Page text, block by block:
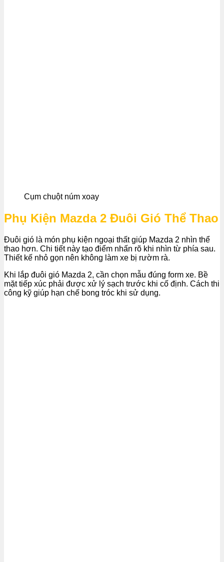
Cụm chuột núm xoay
Phụ Kiện Mazda 2 Đuôi Gió Thể Thao
Đuôi gió là món phụ kiện ngoại thất giúp Mazda 2 nhìn thể
thao hơn. Chi tiết này tạo điểm nhấn rõ khi nhìn từ phía sau.
Thiết kế nhỏ gọn nên không làm xe bị rườm rà.
Khi lắp đuôi gió Mazda 2, cần chọn mẫu đúng form xe. Bề
mặt tiếp xúc phải được xử lý sạch trước khi cố định. Cách thi
công kỹ giúp hạn chế bong tróc khi sử dụng.